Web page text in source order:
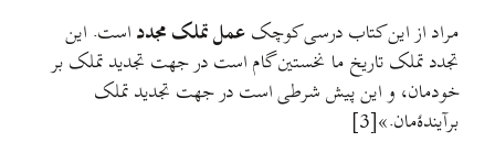
مراد از این کتاب درسی کوچک عمل تملک مجدد است. این
تجدد تملک تاریخ ما نخستین گام است در جهت تجدید تملک بر
خودمان، و این پیش شرطی است در جهت تجدید تملک
برآیندهٔ‌مان.»[3]